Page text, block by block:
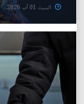
السبت 01 آب 2026